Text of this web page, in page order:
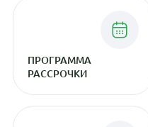
ПРОГРАММА
РАССРОЧКИ